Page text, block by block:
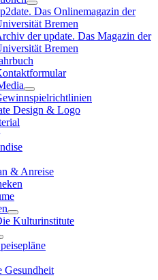
Das Onlinemagazin der
Bremen
der update. Das Magazin der
Bremen
Design & Logo
& Anreise
Kulturinstitute
Gesundheit